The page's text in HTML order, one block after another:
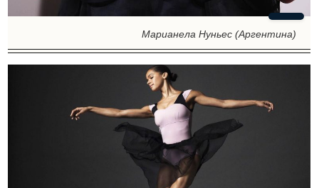
Марианела Нуньес (Аргентина)